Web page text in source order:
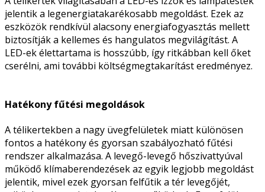
jelentik a legenergiatakarékosabb megoldást. Ezek az
eszközök rendkívül alacsony energiafogyasztás mellett
biztosítják a kellemes és hangulatos megvilágítást. A
LED-ek élettartama is hosszúbb, így ritkábban kell őket
cserélni, ami további költségmegtakarítást eredményez.
Hatékony fűtési megoldások
A télikertekben a nagy üvegfelületek miatt különösen
fontos a hatékony és gyorsan szabályozható fűtési
rendszer alkalmazása. A levegő-levegő hőszivattyúval
működő klímaberendezések az egyik legjobb megoldást
jelentik, mivel ezek gyorsan felfűtik a tér levegőjét,